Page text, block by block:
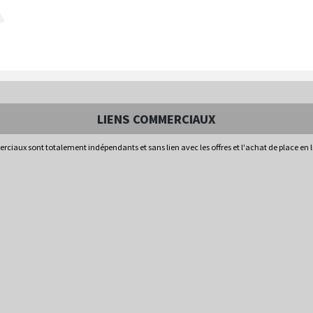
LIENS COMMERCIAUX
sont totalement indépendants et sans lien avec les offres et l'achat de place en